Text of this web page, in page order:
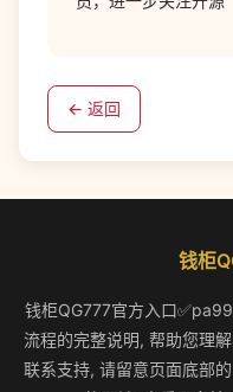
← 返回
钱柜
钱柜QG777官方入口
流程的完整说明, 帮助您理
联系支持, 请留意页面底部